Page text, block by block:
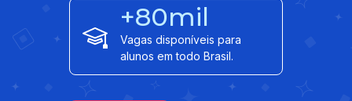
+80mil
Vagas disponíveis para
alunos em todo Brasil.